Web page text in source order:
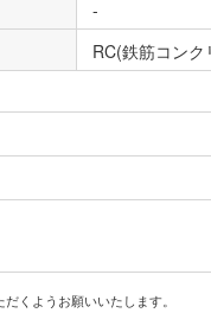
-
RC(鉄筋コンク
くようお願いいたします。